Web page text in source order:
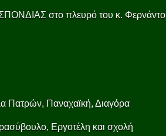
στο πλευρό του κ. Φερνάντο
Πατρών, Παναχαϊκή, Διαγόρα
Εργοτέλη και σχολή